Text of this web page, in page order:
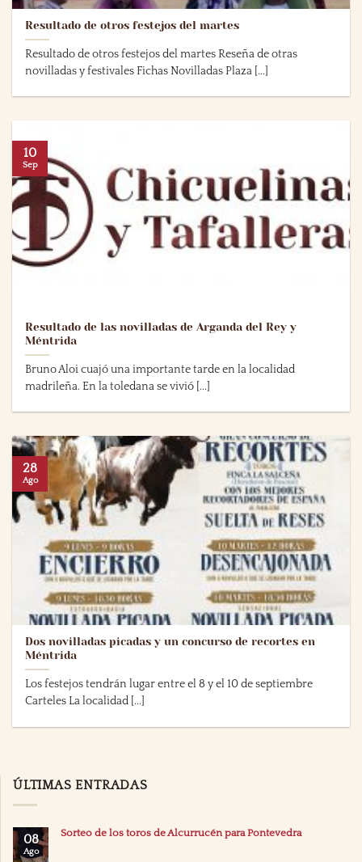
Resultado de otros festejos del martes
Resultado de otros festejos del martes Reseña de otras
novilladas y festivales Fichas Novilladas Plaza [...]
Resultado de las novilladas de Arganda del Rey y
Méntrida
Bruno Aloi cuajó una importante tarde en la localidad
madrileña. En la toledana se vivió [...]
10
Sep
Dos novilladas picadas y un concurso de recortes en
Méntrida
Los festejos tendrán lugar entre el 8 y el 10 de septiembre
Carteles La localidad [...]
28
Ago
ÚLTIMAS ENTRADAS
08
Ago
Sorteo de los toros de Alcurrucén para Pontevedra